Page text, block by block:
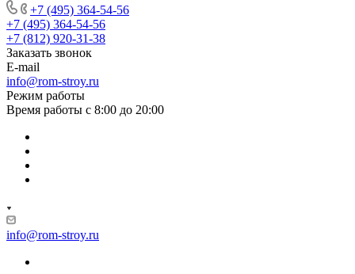
+7 (495) 364-54-56
+7 (495) 364-54-56
+7 (812) 920-31-38
Заказать звонок
E-mail
info@rom-stroy.ru
Режим работы
Время работы с 8:00 до 20:00
info@rom-stroy.ru